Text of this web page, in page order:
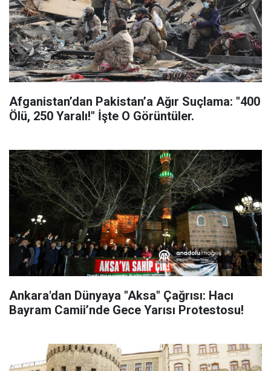
Afganistan’dan Pakistan’a Ağır Suçlama: "400
Ölü, 250 Yaralı!" İşte O Görüntüler.
Ankara'dan Dünyaya "Aksa" Çağrısı: Hacı
Bayram Camii’nde Gece Yarısı Protestosu!